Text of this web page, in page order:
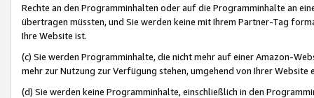
Rechte an den Programminhalten oder auf die Programminhalte an
übertragen müssten, und Sie werden keine mit Ihrem Partner-Tag
Ihre Website ist.
(c) Sie werden Programminhalte, die nicht mehr auf einer Amazon-
mehr zur Nutzung zur Verfügung stehen, umgehend von Ihrer
(d) Sie werden keine Programminhalte, einschließlich in den